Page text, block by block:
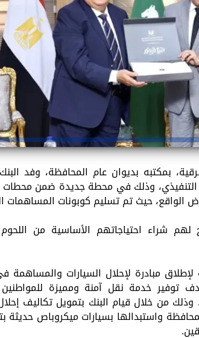
بمكتبه بديوان عام المحافظة، وفد البنك
وذلك في محطة جديدة ضمن محطات
حيث تم تسليم كوبونات المساهمات
لهم شراء احتياجاتهم الأساسية من
لإطلاق مبادرة لإحلال السيارات والمساهمة
توفير خدمة نقل آمنة ومميزة
من خلال قيام البنك بتمويل تكاليف
واستبدالها بسيارات ميكروباص حديثة